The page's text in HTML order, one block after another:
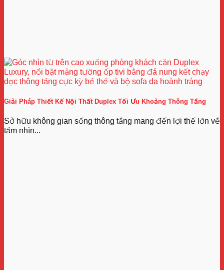
Giải Pháp Thiết Kế Nội Thất Duplex Tối Ưu Khoảng Thông Tầng
Sở hữu không gian sống thông tầng mang đến lợi thế lớn về
tầm nhìn...